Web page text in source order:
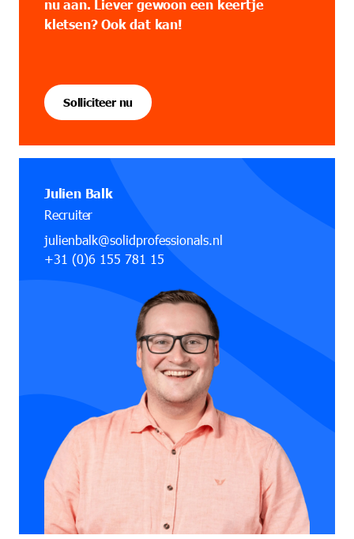
Julien Balk
Recruiter
julienbalk@solidprofessionals.nl
+31 (0)6 155 781 15
nu aan. Liever gewoon een keertje
kletsen? Ook dat kan!
Solliciteer nu